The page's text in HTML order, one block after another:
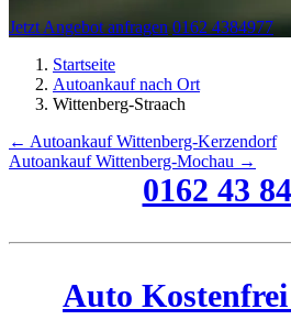
Jetzt Angebot anfragen 0162 4384977
Startseite
Autoankauf nach Ort
Wittenberg-Straach
← Autoankauf Wittenberg-Kerzendorf
Autoankauf Wittenberg-Mochau →
0162 43
Auto